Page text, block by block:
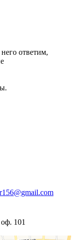
ответим,
101